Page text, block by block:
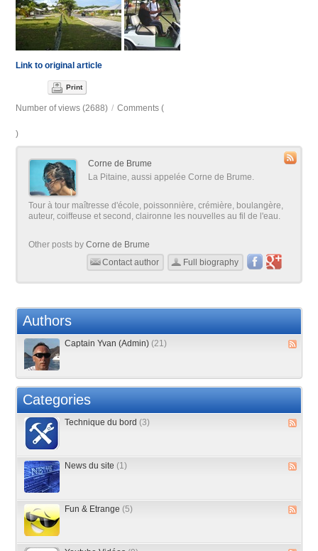
Link to original article
Print
Number of views (2688) / Comments (
)
Corne de Brume
La Pitaine, aussi appelée Corne de Brume.
Tour à tour maîtresse d'école, poissonnière, crémière, boulangère,
auteur, coiffeuse et second, claironne les nouvelles au fil de l'eau.
Other posts byCorne de Brume
Contact author
Full biography
Authors
Captain Yvan (Admin) (21)
Categories
Technique du bord (3)
News du site (1)
Fun & Etrange (5)